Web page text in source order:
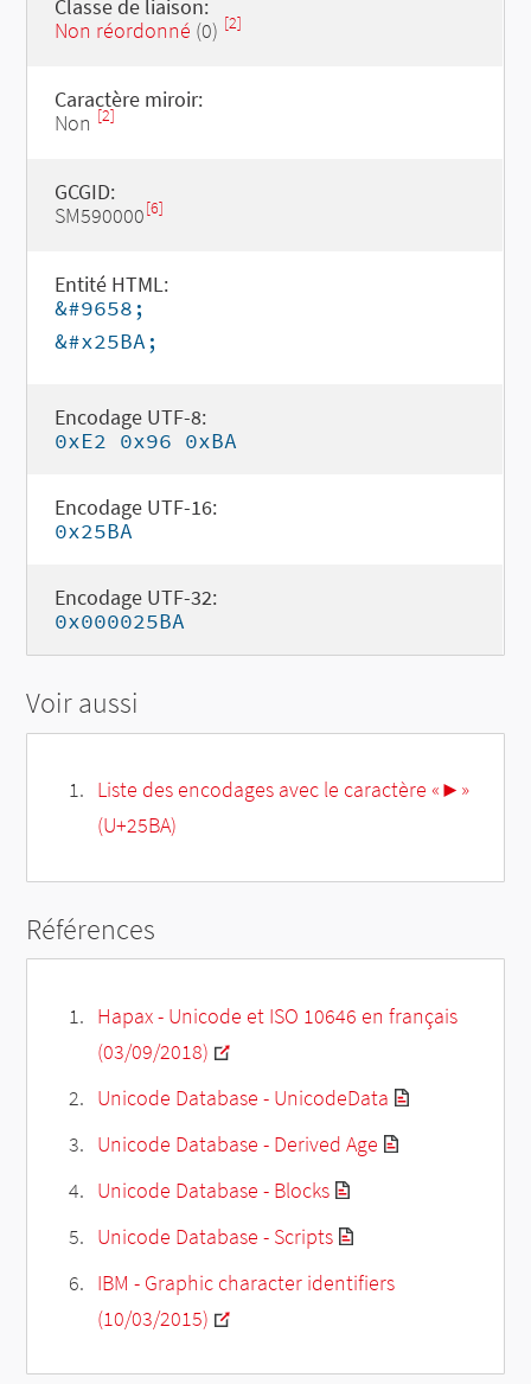
Classe de liaison:
Non réordonné (0) [2]
Caractère miroir:
Non [2]
GCGID:
SM590000[6]
Entité HTML:
&#9658;
&#x25BA;
Encodage UTF-8:
0xE2 0x96 0xBA
Encodage UTF-16:
0x25BA
Encodage UTF-32:
0x000025BA
Voir aussi
Liste des encodages avec le caractère «►»
(U+25BA)
Références
Hapax - Unicode et ISO 10646 en français
(03/09/2018)
Unicode Database - UnicodeData
Unicode Database - Derived Age
Unicode Database - Blocks
Unicode Database - Scripts
IBM - Graphic character identifiers
(10/03/2015)